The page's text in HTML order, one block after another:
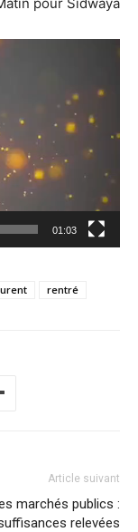
01:03
rentré
Article suivant
marchés publics :
relevées